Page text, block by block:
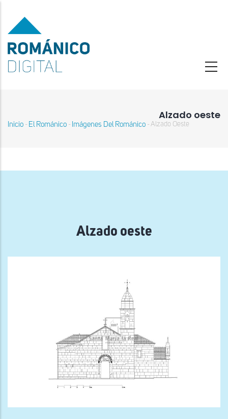
contenido
principal
Alzado oeste
Sobrescribir
navegación
Inicio - El Románico - Imágenes Del Románico - Alzado Oeste
Alzado oeste